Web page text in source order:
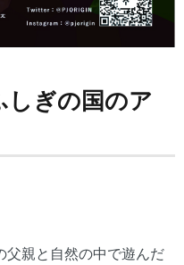
しぎの国のア
父親と自然の中で遊んだ